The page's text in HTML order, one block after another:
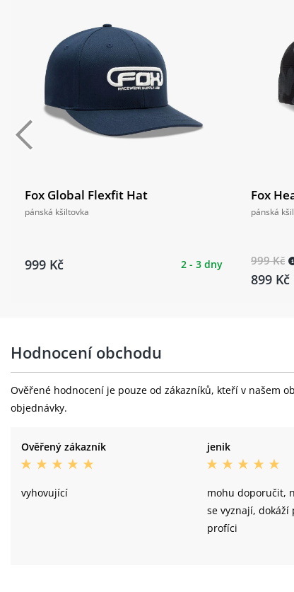
Fox Global Flexfit Hat
pánská kšiltovka
999 Kč 2 - 3 dny
Fox
pánská
999 Kč
899 Kč
Hodnocení obchodu
Ověřené hodnocení je pouze od zákazníků, kteří v našem
objednávky.
Ověřený zákazník
vyhovující
jenik
mohu doporučit,
se vyznají,
profíci